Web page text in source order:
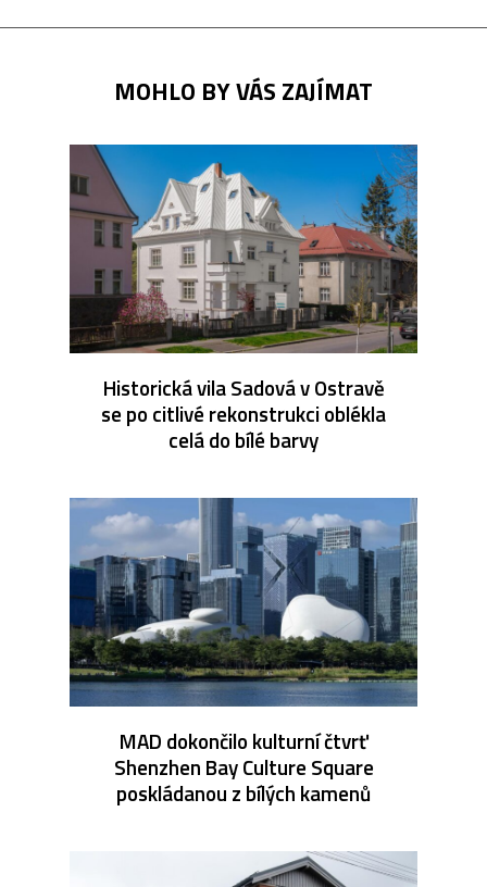
MOHLO BY VÁS ZAJÍMAT
Historická vila Sadová v Ostravě
se po citlivé rekonstrukci oblékla
celá do bílé barvy
MAD dokončilo kulturní čtvrť
Shenzhen Bay Culture Square
poskládanou z bílých kamenů